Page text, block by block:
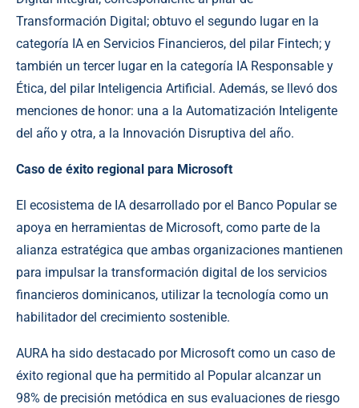
Transformación Digital; obtuvo el segundo lugar en la
categoría IA en Servicios Financieros, del pilar Fintech; y
también un tercer lugar en la categoría IA Responsable y
Ética, del pilar Inteligencia Artificial. Además, se llevó dos
menciones de honor: una a la Automatización Inteligente
del año y otra, a la Innovación Disruptiva del año.
Caso de éxito regional para Microsoft
El ecosistema de IA desarrollado por el Banco Popular se
apoya en herramientas de Microsoft, como parte de la
alianza estratégica que ambas organizaciones mantienen
para impulsar la transformación digital de los servicios
financieros dominicanos, utilizar la tecnología como un
habilitador del crecimiento sostenible.
AURA ha sido destacado por Microsoft como un caso de
éxito regional que ha permitido al Popular alcanzar un
98% de precisión metódica en sus evaluaciones de riesgo